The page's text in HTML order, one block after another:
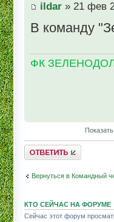
ildar » 21 фев
В команду
ФК
Комментировать
Вернуться в Командный
КТО СЕЙЧАС НА ФОРУМЕ
Сейчас этот форум